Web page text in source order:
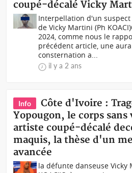
coupé-décalé Vicky
Interpellation d'un
de Vicky Martini (Ph
2024, comme nous le
précédent article, une
consternation a...
il y a 2 ans
Info
Côte d'Ivoire :
Yopougon, le corps
artiste coupé-décalé
maquis, la thèse d'un
avancée
la défunte danseuse Vicky